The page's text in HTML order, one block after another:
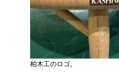
柏木工のロゴ。